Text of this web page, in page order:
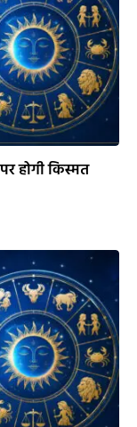
होगी किस्मत